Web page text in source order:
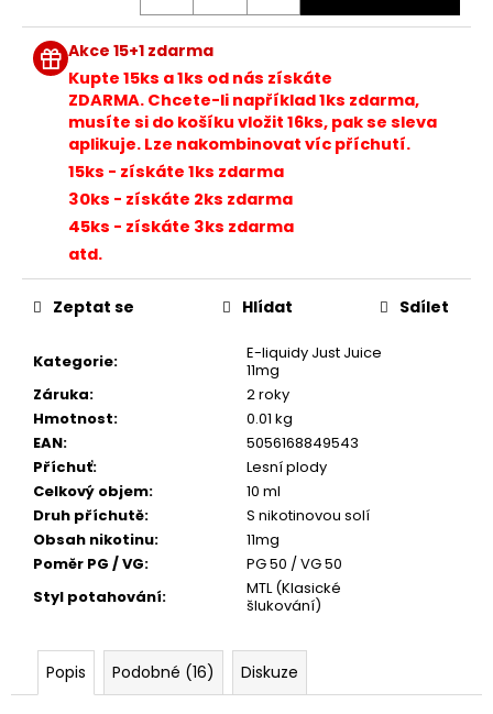
Akce 15+1 zdarma
Kupte 15ks a 1ks od nás získáte
ZDARMA. Chcete-li například 1ks zdarma,
musíte si do košíku vložit 16ks, pak se sleva
aplikuje. Lze nakombinovat víc příchutí.
15ks - získáte 1ks zdarma
30ks - získáte 2ks zdarma
45ks - získáte 3ks zdarma
atd.
Kategorie:
E-liquidy Just Juice
11mg
Záruka:
2 roky
Hmotnost:
0.01 kg
EAN:
5056168849543
Příchuť:
Lesní plody
Celkový objem:
10 ml
Druh příchutě:
S nikotinovou solí
Obsah nikotinu:
11mg
Poměr PG / VG:
PG 50 / VG 50
Styl potahování:
MTL (Klasické
šlukování)
Zeptat se Hlídat Sdílet
Popis Podobné (16) Diskuze
e
m
LIQUID
-
KIWI
10MG
185
Kč
Původně:
245
Kč